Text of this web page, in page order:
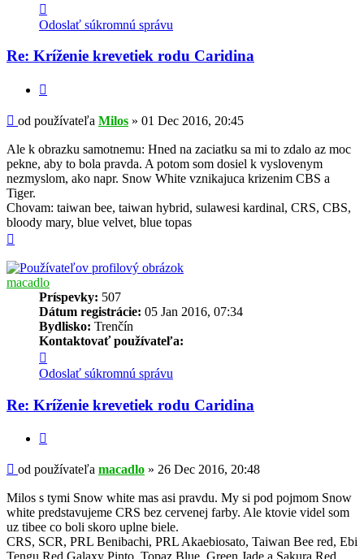
informácie
používateľa
Milos
Odoslať súkromnú správu
Re: Kríženie krevetiek rodu Caridina
Príspevok
od používateľa Milos » 01 Dec 2016, 20:45
Ale k obrazku samotnemu: Hned na zaciatku sa mi to zdalo az moc
pekne, aby to bola pravda. A potom som dosiel k vyslovenym
nezmyslom, ako napr. Snow White vznikajuca krizenim CBS a
Tiger.
Chovam: taiwan bee, taiwan hybrid, sulawesi kardinal, CRS, CBS,
bloody mary, blue velvet, blue topas
macadlo
Príspevky: 507
Dátum registrácie: 05 Jan 2016, 07:34
Bydlisko: Trenčín
Kontaktovať používateľa:
informácie
používateľa
macadlo
Odoslať súkromnú správu
Re: Kríženie krevetiek rodu Caridina
Príspevok
od používateľa macadlo » 26 Dec 2016, 20:48
Milos s tymi Snow white mas asi pravdu. My si pod pojmom Snow
white predstavujeme CRS bez cervenej farby. Ale ktovie videl som
uz tibee co boli skoro uplne biele.
CRS, SCR, PRL Benibachi, PRL Akaebiosato, Taiwan Bee red, Ebi